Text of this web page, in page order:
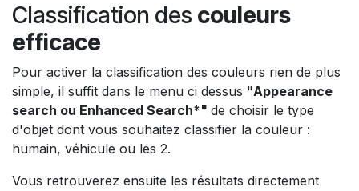
Classification des couleurs
efficace
Pour activer la classification des couleurs rien de plus
simple, il suffit dans le menu ci dessus "Appearance
search ou Enhanced Search*" de choisir le type
d'objet dont vous souhaitez classifier la couleur :
humain, véhicule ou les 2.
Vous retrouverez ensuite les résultats directement